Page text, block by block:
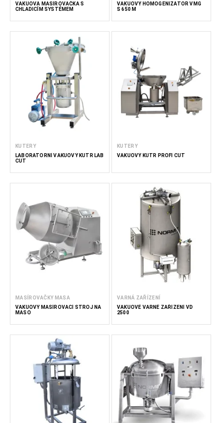
VAKUOVÁ MASÍROVAČKA S
CHLADICÍM SYSTÉMEM
VAKUOVÝ HOMOGENIZÁTOR VMG
S 650 M
KUTERY
LABORATORNÍ VAKUOVÝ KUTR LAB
CUT
KUTERY
VAKUOVÝ KUTR PROFI CUT
MASÍROVAČKY MASA
VAKUOVÝ MASÍROVACÍ STROJ NA
MASO
VARNÁ ZAŘÍZENÍ
VAKUOVÉ VARNÉ ZAŘÍZENÍ VD
2500